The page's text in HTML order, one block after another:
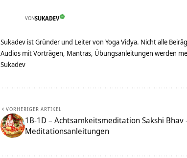
VONSUKADEV
Sukadev ist Gründer und Leiter von Yoga Vidya. Nicht alle
Audios mit Vorträgen, Mantras, Übungsanleitungen werden
Sukadev
VORHERIGER ARTIKEL
1B-1D – Achtsamkeitsmeditation Sakshi Bhav
Meditationsanleitungen